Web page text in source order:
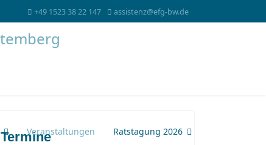
+49 1523 38 22 147 assistenz@efg-bw.de
Veranstaltungen Ratstagung 2026
Termine